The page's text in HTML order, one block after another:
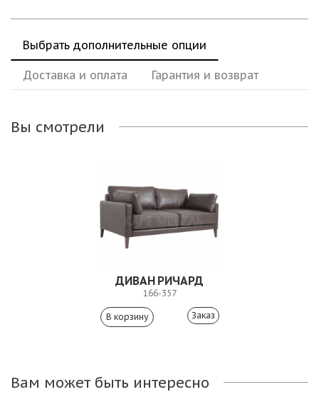
Выбрать дополнительные опции
Доставка и оплата Гарантия и возврат
Вы смотрели
ДИВАН РИЧАРД
166-357
Заказ
Вам может быть интересно